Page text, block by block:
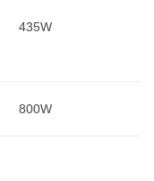
435W
800W